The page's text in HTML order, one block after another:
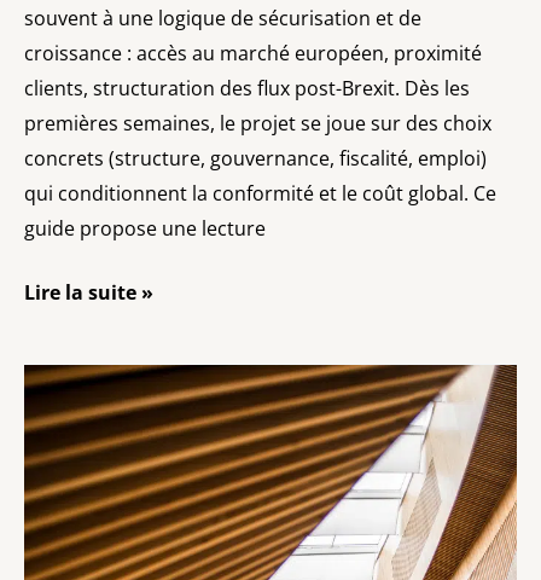
souvent à une logique de sécurisation et de
croissance : accès au marché européen, proximité
clients, structuration des flux post-Brexit. Dès les
premières semaines, le projet se joue sur des choix
concrets (structure, gouvernance, fiscalité, emploi)
qui conditionnent la conformité et le coût global. Ce
guide propose une lecture
Lire la suite »
Transmission
d’entreprise
France–
Royaume
Uni